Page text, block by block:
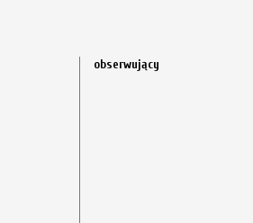
obserwujący